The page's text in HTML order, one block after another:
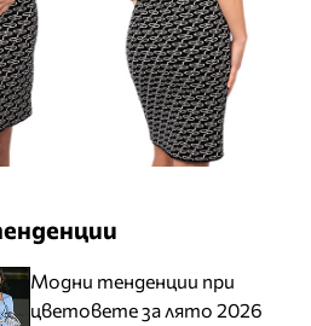
Модни тенденции при
цветовете за лято 2026